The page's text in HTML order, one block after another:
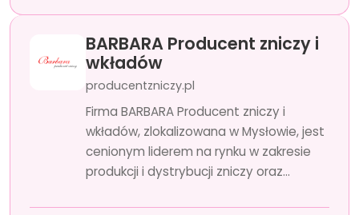
BARBARA Producent zniczy i
wkładów
producentzniczy.pl
Firma BARBARA Producent zniczy i
wkładów, zlokalizowana w Mysłowie, jest
cenionym liderem na rynku w zakresie
produkcji i dystrybucji zniczy oraz...